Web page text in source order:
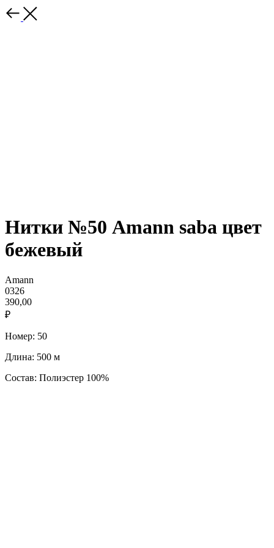
Нитки №50 Amann saba цвет
бежевый
Amann
0326
390,00
₽
Номер: 50
Длина: 500 м
Состав: Полиэстер 100%